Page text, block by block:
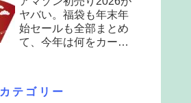
ヤバい。福袋も年末年
始セールも全部まとめ
て、今年は何をカート
カテゴリー